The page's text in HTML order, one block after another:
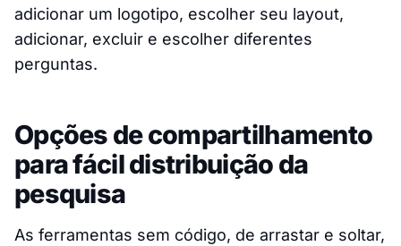
adicionar um logotipo, escolher seu layout,
adicionar, excluir e escolher diferentes
perguntas.
Opções de compartilhamento
para fácil distribuição da
pesquisa
As ferramentas sem código, de arrastar e soltar,